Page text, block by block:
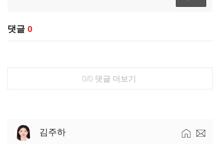
댓글 0
0/0 댓글 더보기
김주하